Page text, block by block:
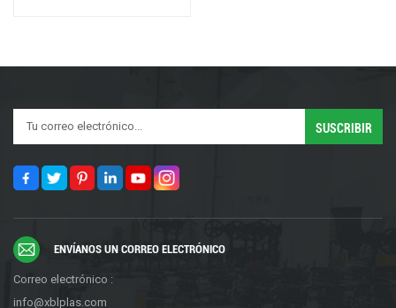
ENVÍANOS UN CORREO ELECTRÓNICO
Correo electrónico :
info@xblplas.com